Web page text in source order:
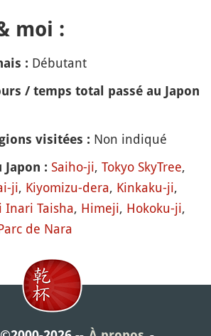
moi :
: Débutant
/ temps total passé au Japon
visitées : Non indiqué
: Saiho-ji, Tokyo SkyTree,
ji, Kiyomizu-dera, Kinkaku-ji,
Inari Taisha, Himeji, Hokoku-ji,
de Nara